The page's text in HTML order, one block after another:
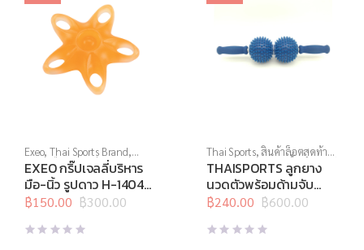
Exeo,Thai Sports Brand,
บริหารมือ,สินค้าล็อตสุดท้าย,
อุปกรณ์คลายกล้ามเนื้อ,อุปกรณ์
บริหารกาย,อุปกรณ์ยืดเหยียด,
อุปกรณ์สุขภาพเพื่อผู้สูงวัย
EXEO กริ๊ปเจลลี่บริหาร
มือ-นิ้ว รูปดาว H-1404
Medium สีส้ม
฿300.00
Original
price
was:
฿150.00
Current
price
is:
Thai Sports,สินค้าล็อตสุดท้าย,
อุปกรณ์คลายกล้ามเนื้อ,อุปกรณ์
นวด,อุปกรณ์บริหารกาย,
อุปกรณ์เพื่อสุขภาพ
THAISPORTS ลูกยาง
นวดตัวพร้อมด้ามจับ
MC-H01
฿600.00
Original
price
was:
฿240.00
Current
price
is: